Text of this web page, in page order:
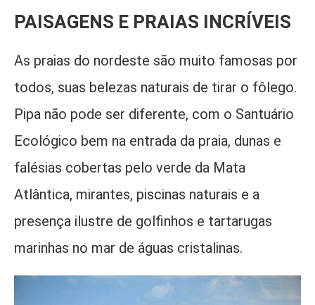
PAISAGENS E PRAIAS INCRÍVEIS
As praias do nordeste são muito famosas por
todos, suas belezas naturais de tirar o fôlego.
Pipa não pode ser diferente, com o Santuário
Ecológico bem na entrada da praia, dunas e
falésias cobertas pelo verde da Mata
Atlântica, mirantes, piscinas naturais e a
presença ilustre de golfinhos e tartarugas
marinhas no mar de águas cristalinas.